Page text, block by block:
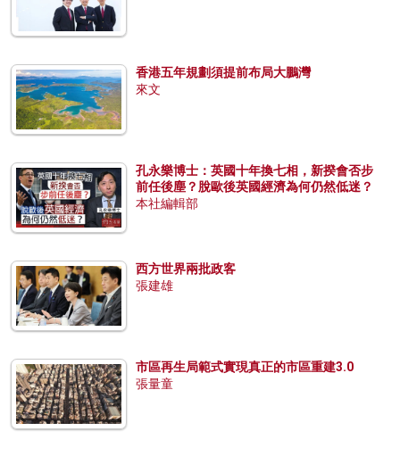
香港五年規劃須提前布局大鵬灣
來文
孔永樂博士：英國十年換七相，新揆會否步
前任後塵？脫歐後英國經濟為何仍然低迷？
本社編輯部
西方世界兩批政客
張建雄
市區再生局範式實現真正的市區重建3.0
張量童